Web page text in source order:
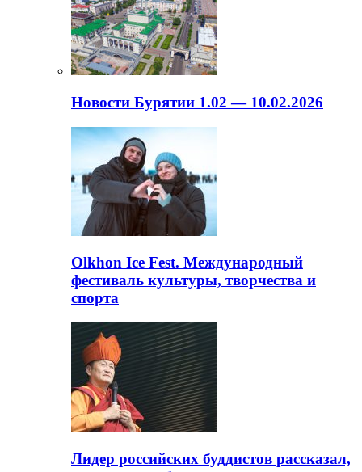
Новости Бурятии 1.02 — 10.02.2026
Olkhon Ice Fest. Международный
фестиваль культуры, творчества и
спорта
Лидер российских буддистов рассказал,